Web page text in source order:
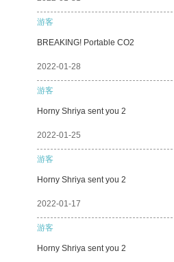
游客
BREAKING! Portable CO2
2022-01-28
游客
Horny Shriya sent you 2
2022-01-25
游客
Horny Shriya sent you 2
2022-01-17
游客
Horny Shriya sent you 2